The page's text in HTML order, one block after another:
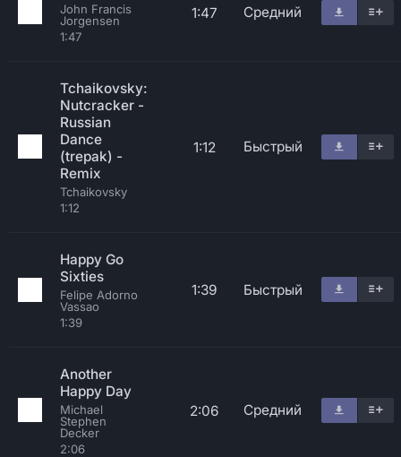
John Francis
Jorgensen
1:47
1:47 Средний
Tchaikovsky:
Nutcracker -
Russian
Dance
(trepak) -
Remix
Tchaikovsky
1:12
1:12 Быстрый
Happy Go
Sixties
Felipe Adorno
Vassao
1:39
1:39 Быстрый
Another
Happy Day
Michael
Stephen
Decker
2:06
2:06 Средний